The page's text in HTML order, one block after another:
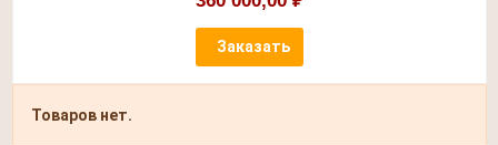
Заказать
Товаров нет.